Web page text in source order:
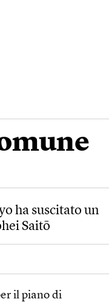
ha suscitato un
Saitō
il piano di